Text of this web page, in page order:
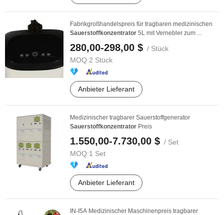
Fabrikgroßhandelspreis für tragbaren medizinischen
Sauerstoffkonzentrator 5L mit Vernebler zum ...
280,00-298,00 $ / Stück
MOQ:2 Stück
Anbieter Lieferant
Medizinischer tragbarer Sauerstoffgenerator
Sauerstoffkonzentrator Preis
1.550,00-7.730,00 $ / Set
MOQ:1 Set
Anbieter Lieferant
IN-I5A Medizinischer Maschinenpreis tragbarer